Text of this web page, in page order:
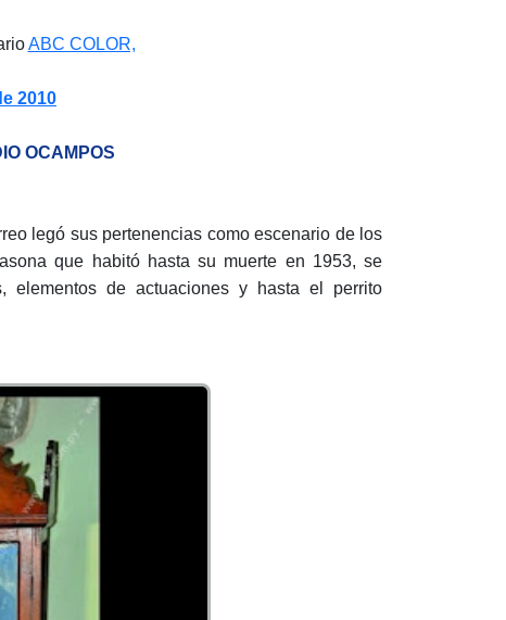
ABC COLOR,
2010
OCAMPOS
legó sus pertenencias como escenario de los
que habitó hasta su muerte en 1953, se
elementos de actuaciones y hasta el perrito